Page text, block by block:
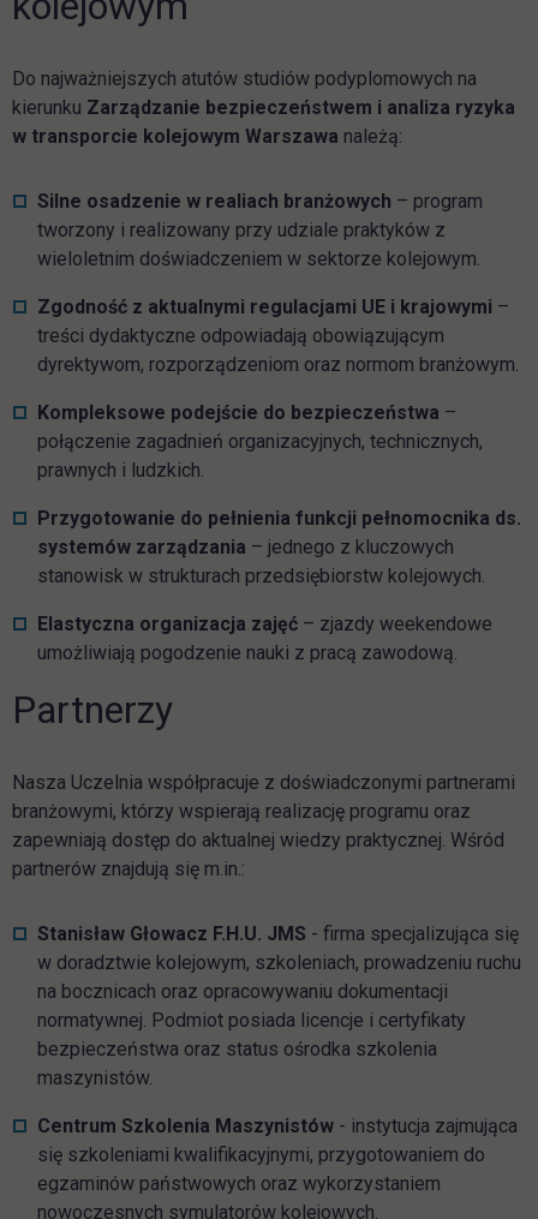
Do najważniejszych atutów studiów podyplomowych na
kierunku Zarządzanie bezpieczeństwem i analiza ryzyka
w transporcie kolejowym Warszawa należą:
Silne osadzenie w realiach branżowych – program
tworzony i realizowany przy udziale praktyków z
wieloletnim doświadczeniem w sektorze kolejowym.
Zgodność z aktualnymi regulacjami UE i krajowymi –
treści dydaktyczne odpowiadają obowiązującym
dyrektywom, rozporządzeniom oraz normom branżowym.
Kompleksowe podejście do bezpieczeństwa –
połączenie zagadnień organizacyjnych, technicznych,
prawnych i ludzkich.
Przygotowanie do pełnienia funkcji pełnomocnika ds.
systemów zarządzania – jednego z kluczowych
stanowisk w strukturach przedsiębiorstw kolejowych.
Elastyczna organizacja zajęć – zjazdy weekendowe
umożliwiają pogodzenie nauki z pracą zawodową.
Partnerzy
Nasza Uczelnia współpracuje z doświadczonymi partnerami
branżowymi, którzy wspierają realizację programu oraz
zapewniają dostęp do aktualnej wiedzy praktycznej. Wśród
partnerów znajdują się m.in.:
Stanisław Głowacz F.H.U. JMS - firma specjalizująca się
w doradztwie kolejowym, szkoleniach, prowadzeniu ruchu
na bocznicach oraz opracowywaniu dokumentacji
normatywnej. Podmiot posiada licencje i certyfikaty
bezpieczeństwa oraz status ośrodka szkolenia
maszynistów.
Centrum Szkolenia Maszynistów - instytucja zajmująca
się szkoleniami kwalifikacyjnymi, przygotowaniem do
egzaminów państwowych oraz wykorzystaniem
nowoczesnych symulatorów kolejowych.